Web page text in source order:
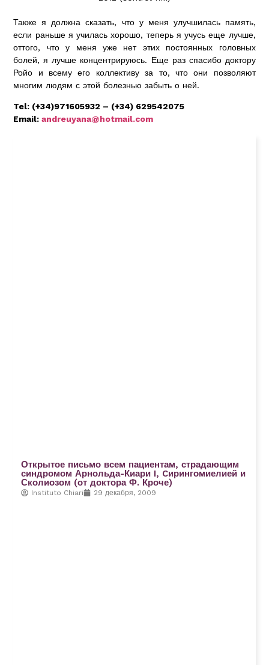
Также я должна сказать, что у меня улучшилась память,
если раньше я училась хорошо, теперь я учусь еще лучше,
оттого, что у меня уже нет этих постоянных головных
болей, я лучше концентрируюсь. Еще раз спасибо доктору
Ройо и всему его коллективу за то, что они позволяют
многим людям с этой болезнью забыть о ней.
Tel: (+34)971605932 – (+34) 629542075
Email:andreuyana@hotmail.com
Открытое письмо всем пациентам, страдающим
синдромом Арнольда-Киари I, Cирингомиелией и
Сколиозом (от доктора Ф. Кроче)
Instituto Chiari 29 декабря, 2009